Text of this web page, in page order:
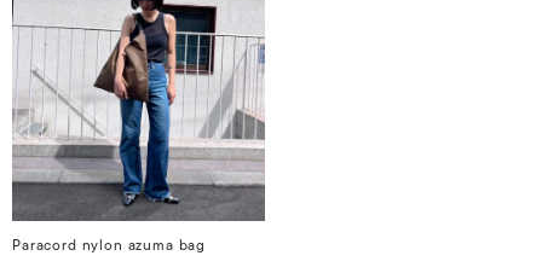
Paracord nylon azuma bag